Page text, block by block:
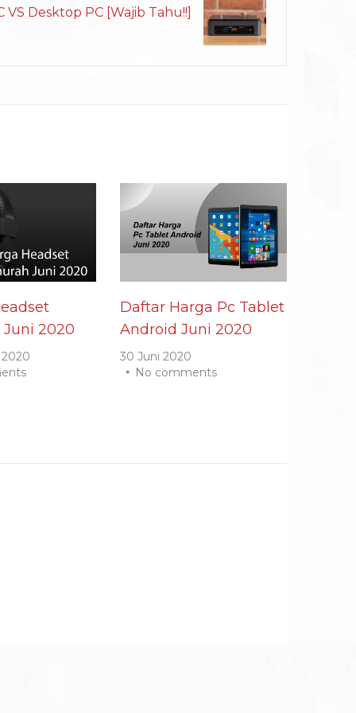
VS Desktop PC [Wajib Tahu!!]
2020
Daftar Harga Pc Tablet
Android Juni 2020
30 Juni 2020
No comments